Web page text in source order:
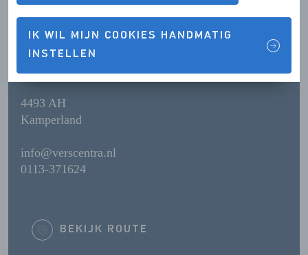
IK WIL MIJN COOKIES HANDMATIG
INSTELLEN
CONTACTGEGEVENS
4493 AH
Kamperland
info@verscentra.nl
0113-371624
BEKIJK ROUTE